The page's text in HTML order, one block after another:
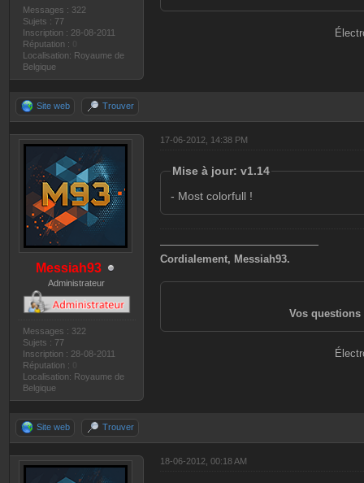
Messages : 322
Sujets : 77
Inscription : 28-08-2011
Réputation :
Localisation: Royaume de
Belgique
Site web Trouver
Messiah93
Administrateur
Messages : 322
Sujets : 77
Inscription : 28-08-2011
Réputation :
Localisation: Royaume de
Belgique
17-06-2012, 14:38 PM
Mise à jour: v1.14
- Most colorfull !
———————————————
Cordialement, Messiah93.
Vos questions
Site web Trouver
18-06-2012, 00:18 AM